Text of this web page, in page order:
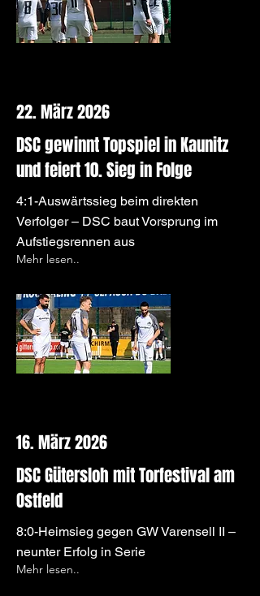
22. März 2026
DSC gewinnt Topspiel in Kaunitz
und feiert 10. Sieg in Folge
4:1-Auswärtssieg beim direkten
Verfolger – DSC baut Vorsprung im
Aufstiegsrennen aus
Mehr lesen..
16. März 2026
DSC Gütersloh mit Torfestival am
Ostfeld
8:0-Heimsieg gegen GW Varensell II –
neunter Erfolg in Serie
Mehr lesen..